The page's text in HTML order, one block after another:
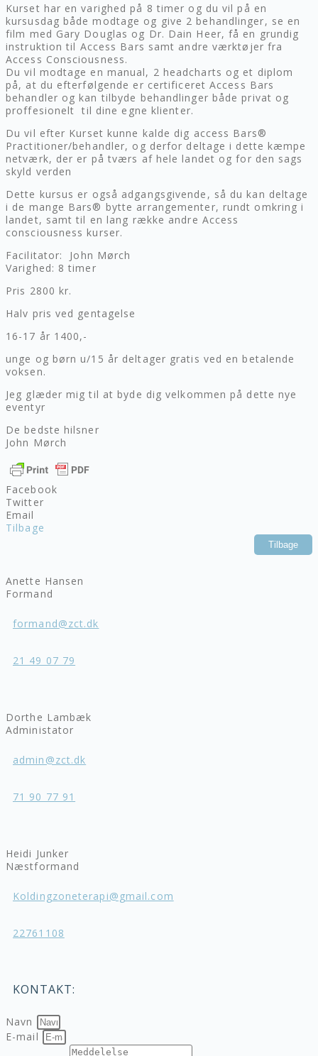
Kurset har en varighed på 8 timer og du vil på en
kursusdag både modtage og give 2 behandlinger, se en
film med Gary Douglas og Dr. Dain Heer, få en grundig
instruktion til Access Bars samt andre værktøjer fra
Access Consciousness.
Du vil modtage en manual, 2 headcharts og et diplom
på, at du efterfølgende er certificeret Access Bars
behandler og kan tilbyde behandlinger både privat og
proffesionelt til dine egne klienter.
Du vil efter Kurset kunne kalde dig access Bars®
Practitioner/behandler, og derfor deltage i dette kæmpe
netværk, der er på tværs af hele landet og for den sags
skyld verden
Dette kursus er også adgangsgivende, så du kan deltage
i de mange Bars® bytte arrangementer, rundt omkring i
landet, samt til en lang række andre Access
consciousness kurser.
Facilitator: John Mørch
Varighed: 8 timer
Pris 2800 kr.
Halv pris ved gentagelse
16-17 år 1400,-
unge og børn u/15 år deltager gratis ved en betalende
voksen.
Jeg glæder mig til at byde dig velkommen på dette nye
eventyr
De bedste hilsner
John Mørch
Facebook
Twitter
Email
Tilbage
Tilbage
Anette Hansen
Formand
formand@zct.dk
21 49 07 79
Dorthe Lambæk
Administator
admin@zct.dk
71 90 77 91
Heidi Junker
Næstformand
Koldingzoneterapi@gmail.com
22761108
KONTAKT:
Navn
E-mail